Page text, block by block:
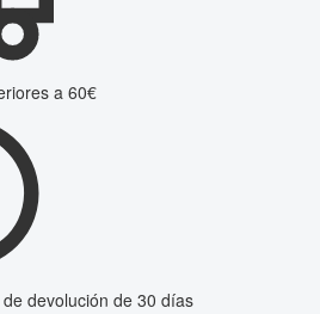
a 60€
devolución de 30 días